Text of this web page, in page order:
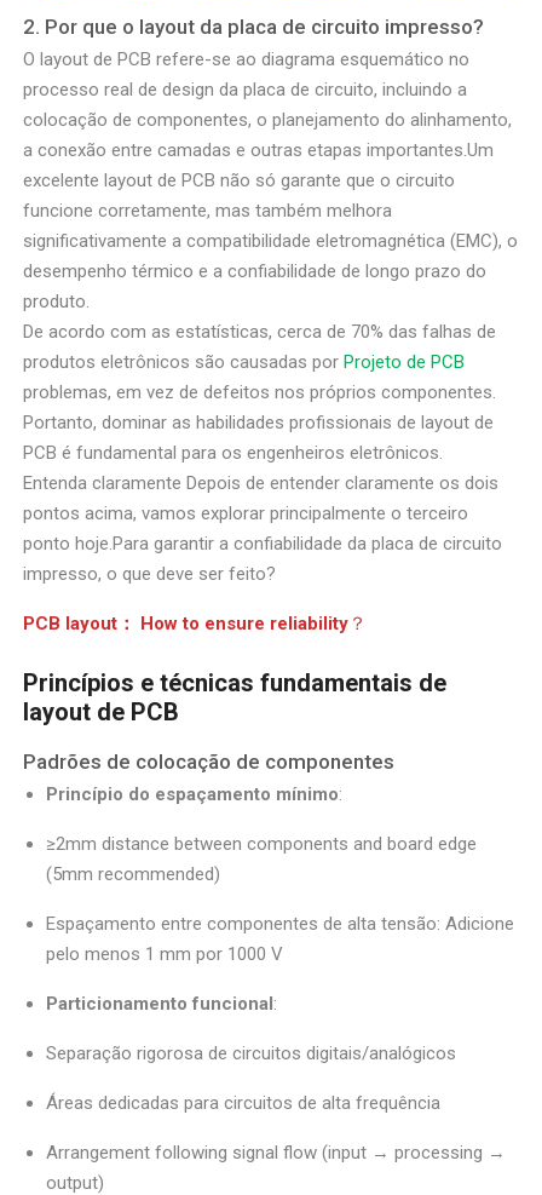
2. Por que o layout da placa de circuito impresso?
O layout de PCB refere-se ao diagrama esquemático no
processo real de design da placa de circuito, incluindo a
colocação de componentes, o planejamento do alinhamento,
a conexão entre camadas e outras etapas importantes.Um
excelente layout de PCB não só garante que o circuito
funcione corretamente, mas também melhora
significativamente a compatibilidade eletromagnética (EMC), o
desempenho térmico e a confiabilidade de longo prazo do
produto.
De acordo com as estatísticas, cerca de 70% das falhas de
produtos eletrônicos são causadas porProjeto de PCB
problemas, em vez de defeitos nos próprios componentes.
Portanto, dominar as habilidades profissionais de layout de
PCB é fundamental para os engenheiros eletrônicos.
Entenda claramente Depois de entender claramente os dois
pontos acima, vamos explorar principalmente o terceiro
ponto hoje.Para garantir a confiabilidade da placa de circuito
impresso, o que deve ser feito?
PCB layout： How to ensure reliability ？
Princípios e técnicas fundamentais de
layout de PCB
Padrões de colocação de componentes
Princípio do espaçamento mínimo:
≥2mm distance between components and board edge
(5mm recommended)
Espaçamento entre componentes de alta tensão: Adicione
pelo menos 1 mm por 1000 V
Particionamento funcional:
Separação rigorosa de circuitos digitais/analógicos
Áreas dedicadas para circuitos de alta frequência
Arrangement following signal flow (input → processing →
output)